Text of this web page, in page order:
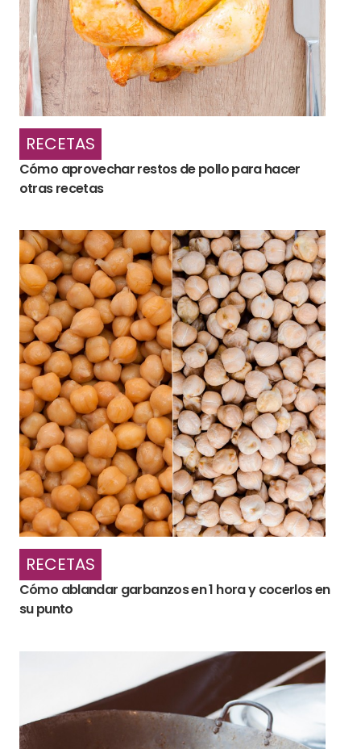
RECETAS
Cómo aprovechar restos de pollo para hacer
otras recetas
RECETAS
Cómo ablandar garbanzos en 1 hora y cocerlos en
su punto